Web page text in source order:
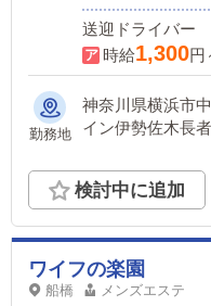
送迎ドライバー
時給1,300円
勤務地
神奈川県横浜市中区長者町 【ア
イン伊勢佐木長
検討中に追加
ワイフの楽園
船橋 メンズエステ